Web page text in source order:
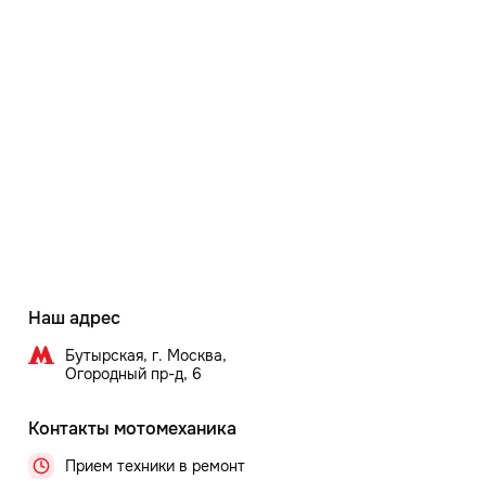
Наш адрес
Бутырская, г. Москва,
Огородный пр-д, 6
Контакты мотомеханика
Прием техники в ремонт